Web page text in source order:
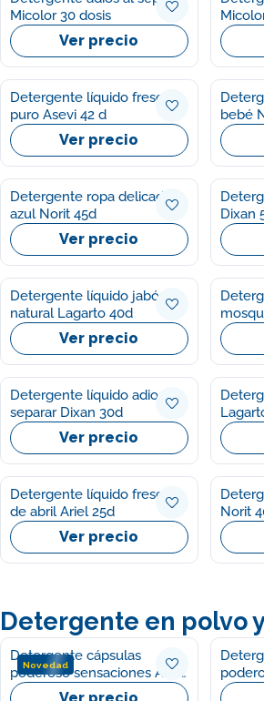
Micolor 30 dosis
Ver precio
Detergente líquido frescor
puro Asevi 42 d
Ver precio
bebé
Detergente ropa delicadas
azul Norit 45d
Ver precio
Dixan
Detergente líquido jabón
natural Lagarto 40d
Ver precio
Detergente líquido adios al
separar Dixan 30d
Ver precio
Detergente líquido frescor
de abril Ariel 25d
Ver precio
Norit
Detergente en polvo
Novedad
Detergente cápsulas
poderoso sensaciones Ariel
14d